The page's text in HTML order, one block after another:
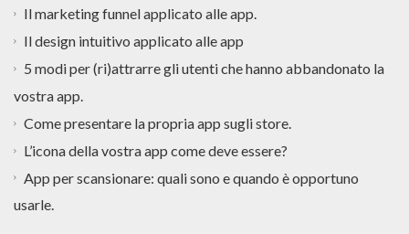
Il marketing funnel applicato alle app.
Il design intuitivo applicato alle app
5 modi per (ri)attrarre gli utenti che hanno abbandonato la
vostra app.
Come presentare la propria app sugli store.
L’icona della vostra app come deve essere?
App per scansionare: quali sono e quando è opportuno
usarle.